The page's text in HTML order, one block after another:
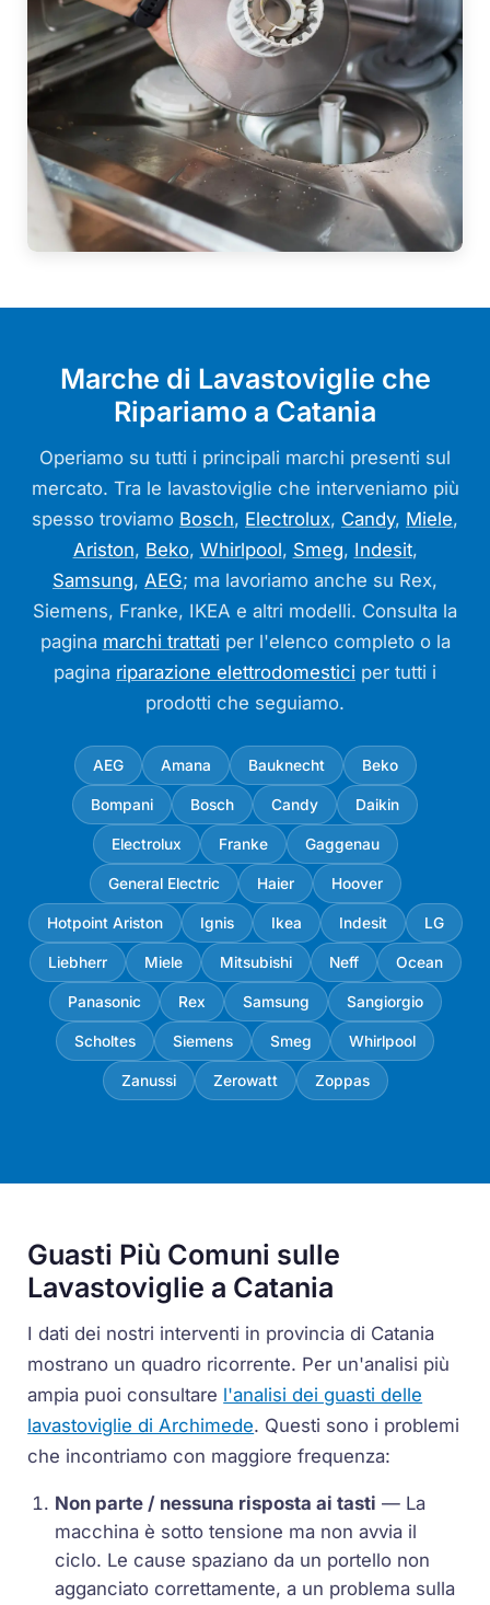
Marche di Lavastoviglie che
Ripariamo a Catania
Operiamo su tutti i principali marchi presenti sul
mercato. Tra le lavastoviglie che interveniamo più
spesso troviamo Bosch, Electrolux, Candy, Miele,
Ariston, Beko, Whirlpool, Smeg, Indesit,
Samsung, AEG; ma lavoriamo anche su Rex,
Siemens, Franke, IKEA e altri modelli. Consulta la
pagina marchi trattati per l'elenco completo o la
pagina riparazione elettrodomestici per tutti i
prodotti che seguiamo.
AEG Amana Bauknecht Beko
Bompani Bosch Candy Daikin
Electrolux Franke Gaggenau
General Electric Haier Hoover
Hotpoint Ariston Ignis Ikea Indesit LG
Liebherr Miele Mitsubishi Neff Ocean
Panasonic Rex Samsung Sangiorgio
Scholtes Siemens Smeg Whirlpool
Zanussi Zerowatt Zoppas
Guasti Più Comuni sulle
Lavastoviglie a Catania
I dati dei nostri interventi in provincia di Catania
mostrano un quadro ricorrente. Per un'analisi più
ampia puoi consultare l'analisi dei guasti delle
lavastoviglie di Archimede. Questi sono i problemi
che incontriamo con maggiore frequenza:
Non parte / nessuna risposta ai tasti — La
macchina è sotto tensione ma non avvia il
ciclo. Le cause spaziano da un portello non
agganciato correttamente, a un problema sulla